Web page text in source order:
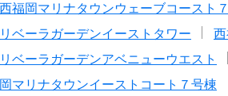
西福岡マリナタウンウェーブコースト
リベーラガーデンイーストタワー
リベーラガーデンアベニューウエスト
マリナタウンイーストコート７号棟